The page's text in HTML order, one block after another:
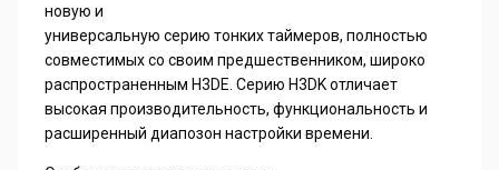
новую и
универсальную серию тонких таймеров, полностью
совместимых со своим предшественником, широко
распространенным H3DE. Серию H3DK отличает
высокая производительность, функциональность и
расширенный диапозон настройки времени.